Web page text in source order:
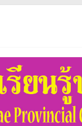
รู้ประจำจังหวัดแพร่ แล
การศึกษาเด็กสภาวะย
ได้รับการคัดเลือกและส